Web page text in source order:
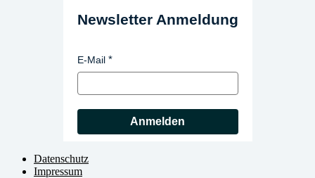
Newsletter Anmeldung
E-Mail
Anmelden
Datenschutz
Impressum